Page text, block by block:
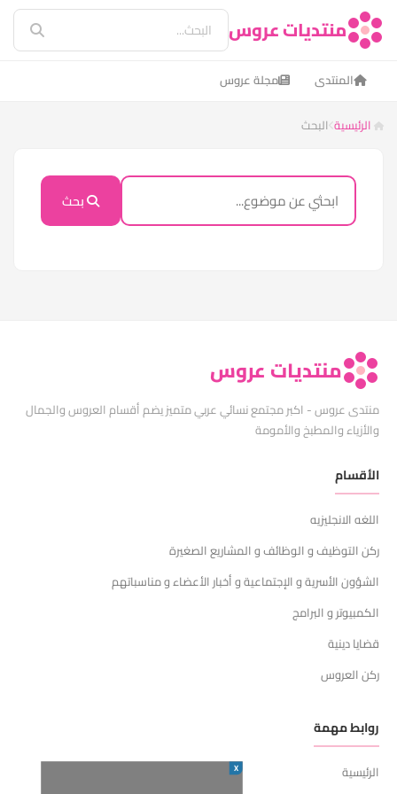
منتديات عروس
المنتدى مجلة عروس
الرئيسية البحث
بحث
منتديات عروس
منتدى عروس - اكبر مجتمع نسائي عربي متميز يضم أقسام العروس والجمال
والأزياء والمطبخ والأمومة
الأقسام
اللغه الانجليزيه
ركن التوظيف و الوظائف و المشاريع الصغيرة
الشؤون الأسرية و الإجتماعية و أخبار الأعضاء و مناسباتهم
الكمبيوتر و البرامج
قضايا دينية
ركن العروس
روابط مهمة
الرئيسية
X